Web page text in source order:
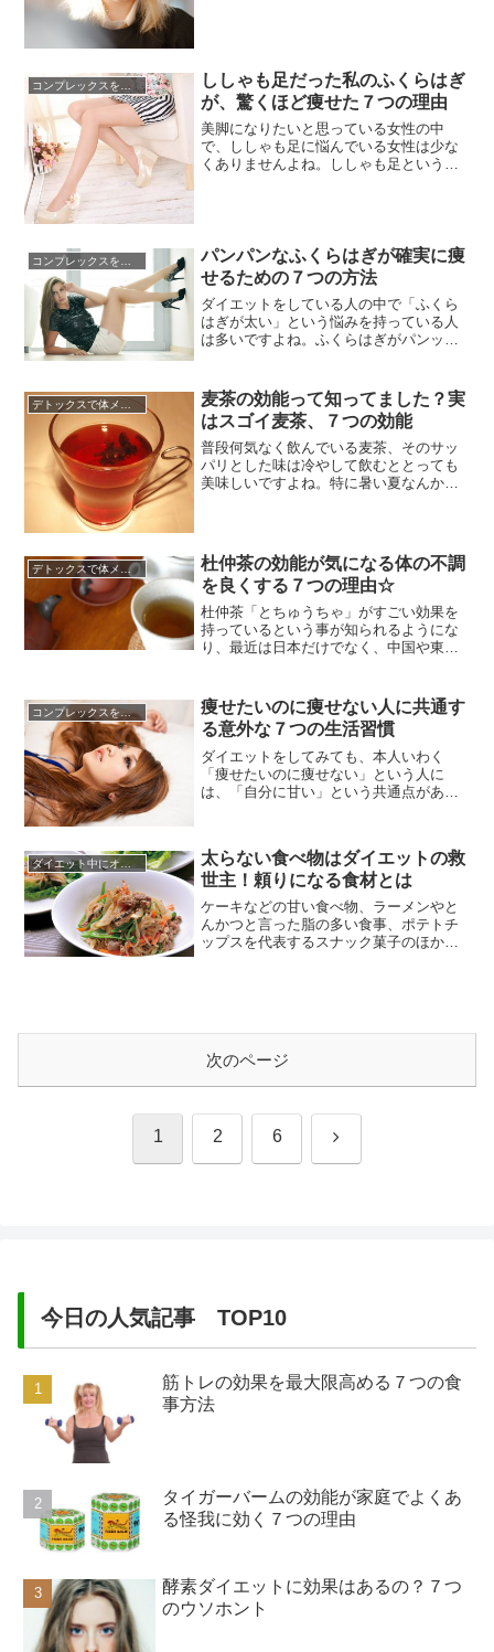
ン」。人の気持ちや体にいろいろ...
ししゃも足だった私のふくらはぎ
が、驚くほど痩せた７つの理由
美脚になりたいと思っている女性の中
で、ししゃも足に悩んでいる女性は少な
くありませんよね。ししゃも足というの
す。下半身はもともと重力の関係でむく
みやすい部分ですが、さらに運動不足
や...
パンパンなふくらはぎが確実に痩
せるための７つの方法
ダイエットをしている人の中で「ふくら
はぎが太い」という悩みを持っている人
は多いですよね。ふくらはぎがパンッと
バランスに見えてしまいます。ふくらは
ぎがパンパンになってしまう原因はいろ
いろあり、その一つは「むくみ」です。
立ったまま、座ったまま…と長時間...
麦茶の効能って知ってました？実
はスゴイ麦茶、７つの効能
普段何気なく飲んでいる麦茶、そのサッ
パリとした味は冷やして飲むととっても
美味しいですよね。特に暑い夏なんか
に良いというイメージは無いのではない
でしょうか。ダイエットに効果的である
というウーロン茶、カテキンが入って...
デトックスで体メンテナンス
杜仲茶の効能が気になる体の不調
を良くする７つの理由☆
杜仲茶「とちゅうちゃ」がすごい効果を
持っているという事が知られるようにな
り、最近は日本だけでなく、中国や東南
いう木の新芽を、乾燥、焙煎して作られ
るお茶のことです。この杜仲は、中国が
原産の木で、中国では数百年も前から健
康のために飲まれてきましたが、そ...
コンプレックスを克服する方法
痩せたいのに痩せない人に共通す
る意外な７つの生活習慣
ダイエットをしてみても、本人いわく
「痩せたいのに痩せない」という人に
は、「自分に甘い」という共通点があり
は、生活習慣という形で表れていきま
す。自分では無意識にやり過ごしている
生活習慣を客観的にみつめて、ほんの少
し改め...
ダイエット中にオススメの食材
太らない食べ物はダイエットの救
世主！頼りになる食材とは
ケーキなどの甘い食べ物、ラーメンやと
んかつと言った脂の多い食事、ポテトチ
ップスを代表するスナック菓子のほかカ
を好きなだけ食べたいですよね。けれど
次のページ
1 2 6 次
今日の人気記事 TOP10
筋トレの効果を最大限高める７つの食
事方法
タイガーバームの効能が家庭でよくあ
る怪我に効く７つの理由
酵素ダイエットに効果はあるの？７つ
のウソホント